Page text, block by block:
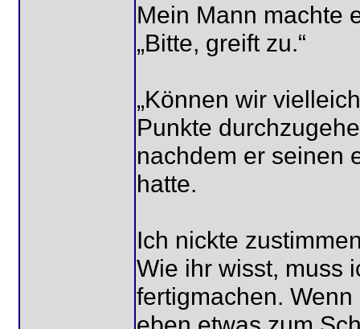
Mein Mann machte
„Bitte, greift zu.“
„Können wir
Punkte
nachdem er seinen
hatte.
Ich nickte
Wie ihr wisst, muss
fertigmachen.